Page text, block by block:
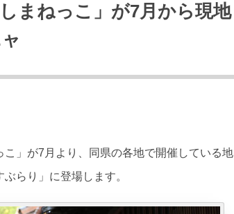
まねっこ」が7月から現地
」が7月より、同県の各地で開催している地
らり」に登場します。